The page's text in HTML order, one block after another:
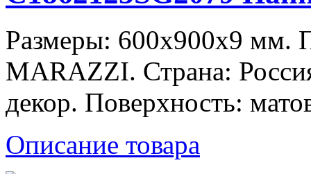
Размеры: 600x900x9 мм.
MARAZZI. Страна:
декор. Поверхность:
Описание товара